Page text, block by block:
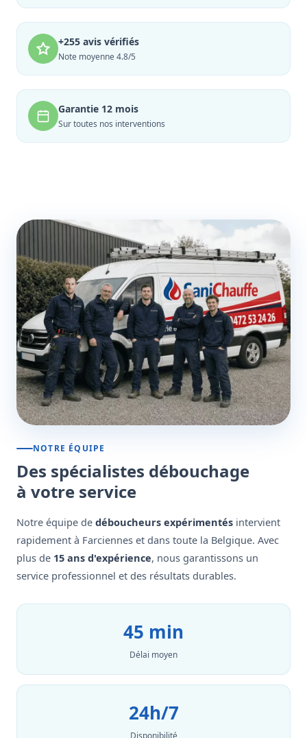
+255 avis vérifiés
Note moyenne 4.8/5
Garantie 12 mois
Sur toutes nos interventions
NOTRE ÉQUIPE
Des spécialistes débouchage
à votre service
Notre équipe de déboucheurs expérimentés intervient
rapidement à Farciennes et dans toute la Belgique. Avec
plus de 15 ans d'expérience, nous garantissons un
service professionnel et des résultats durables.
45 min
Délai moyen
24h/7
Disponibilité